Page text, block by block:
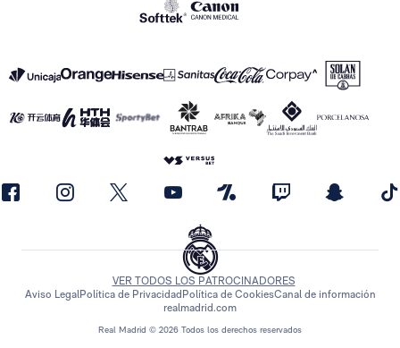
Real Madrid © 2026 Todos los derechos reservados
VER TODOS LOS PATROCINADORES
Aviso LegalPolítica de Privacidad Política de CookiesCanal de información
realmadrid.com